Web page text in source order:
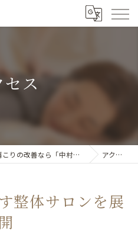
セス
飯田市の整体で頭痛・腰痛・肩こりの改善なら「中村屋和依治」 アクセス
整体サロンを展
開